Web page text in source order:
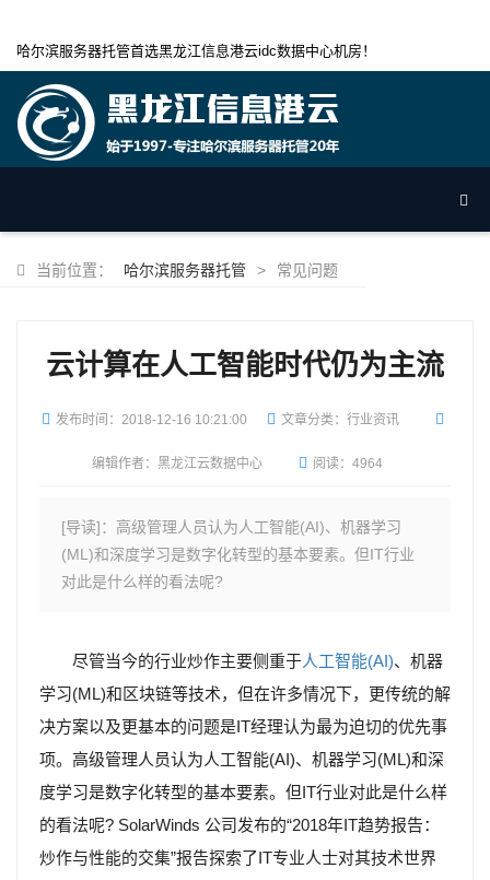
哈尔滨服务器托管首选黑龙江信息港云idc数据中心机房！
当前位置： 哈尔滨服务器托管 > 常见问题
云计算在人工智能时代仍为主流
发布时间： 2018-12-16 10:21:00 文章分类：行业资讯
编辑作者：黑龙江云数据中心 阅读：4964
[导读]：高级管理人员认为人工智能(AI)、机器学习
(ML)和深度学习是数字化转型的基本要素。但IT行业
对此是什么样的看法呢?
尽管当今的行业炒作主要侧重于人工智能(AI)、机器
学习(ML)和区块链等技术，但在许多情况下，更传统的解
决方案以及更基本的问题是IT经理认为最为迫切的优先事
项。高级管理人员认为人工智能(AI)、机器学习(ML)和深
度学习是数字化转型的基本要素。但IT行业对此是什么样
的看法呢? SolarWinds 公司发布的“2018年IT趋势报告：
炒作与性能的交集”报告探索了IT专业人士对其技术世界